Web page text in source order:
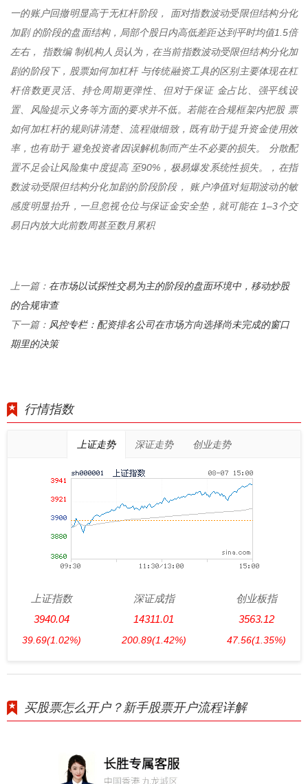
一的账户回撤明显高于无杠杆阶段， 面对指数波动受限但结构分化
加剧 的阶段的盘面结构，局部个股日内高低差距达到平时均值1.5倍
左右， 指数编 制机构人员认为，在当前指数波动受限但结构分化加
剧的阶段下，股票如何加杠杆 与传统融资工具的区别主要体现在杠
杆倍数更灵活、持仓周期更弹性、但对于保证 金占比、强平线设
置、风险提示义务等方面的要求并不低。若能在合规框架内把股 票
如何加杠杆的规则讲清楚、流程做细致，既有助于提升资金使用效
率，也有助于 避免投资者因误解机制而产生不必要的损失。 分散配
置不足会让风险集中度提高 至90%，极易爆发系统性损失。，在指
数波动受限但结构分化加剧的阶段阶段， 账户净值对短期波动的敏
感度明显抬升，一旦忽视仓位与保证金安全垫，就可能在 1–3个交
易日内放大此前数周甚至数月累积
上一篇： 在市场以试探性交易为主的阶段的盘面环境中，移动炒股
的合规审查
下一篇： 风控专栏：配资排名公司在市场方向选择尚未完成的窗口
期里的决策
行情指数
上证走势 深证走势 创业走势
上证指数
3940.04
39.69(1.02%)
深证成指
14311.01
200.89(1.42%)
创业板指
3563.12
47.56(1.35%)
买股票怎么开户？新手股票开户流程详解